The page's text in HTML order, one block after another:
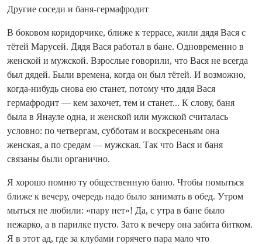
Другие соседи и баня-гермафродит
В боковом коридорчике, ближе к террасе, жили дядя Вася с
тётей Марусей. Дядя Вася работал в бане. Одновременно в
женской и мужской. Взрослые говорили, что Вася не всегда
был дядей. Были времена, когда он был тётей. И возможно,
когда-нибудь снова ею станет, потому что дядя Вася
гермафродит — кем захочет, тем и станет... К слову, баня
была в Янауле одна, и женской или мужской считалась
условно: по четвергам, субботам и воскресеньям она
женская, а по средам — мужская. Так что Вася и баня
связаны были органично.
Я хорошо помню ту общественную баню. Чтобы помыться
ближе к вечеру, очередь надо было занимать в обед. Утром
мыться не любили: «пару нет»! Да, с утра в бане было
нежарко, а в парилке пусто. Зато к вечеру она забита битком.
Я в этот ад, где за клубами горячего пара мало что